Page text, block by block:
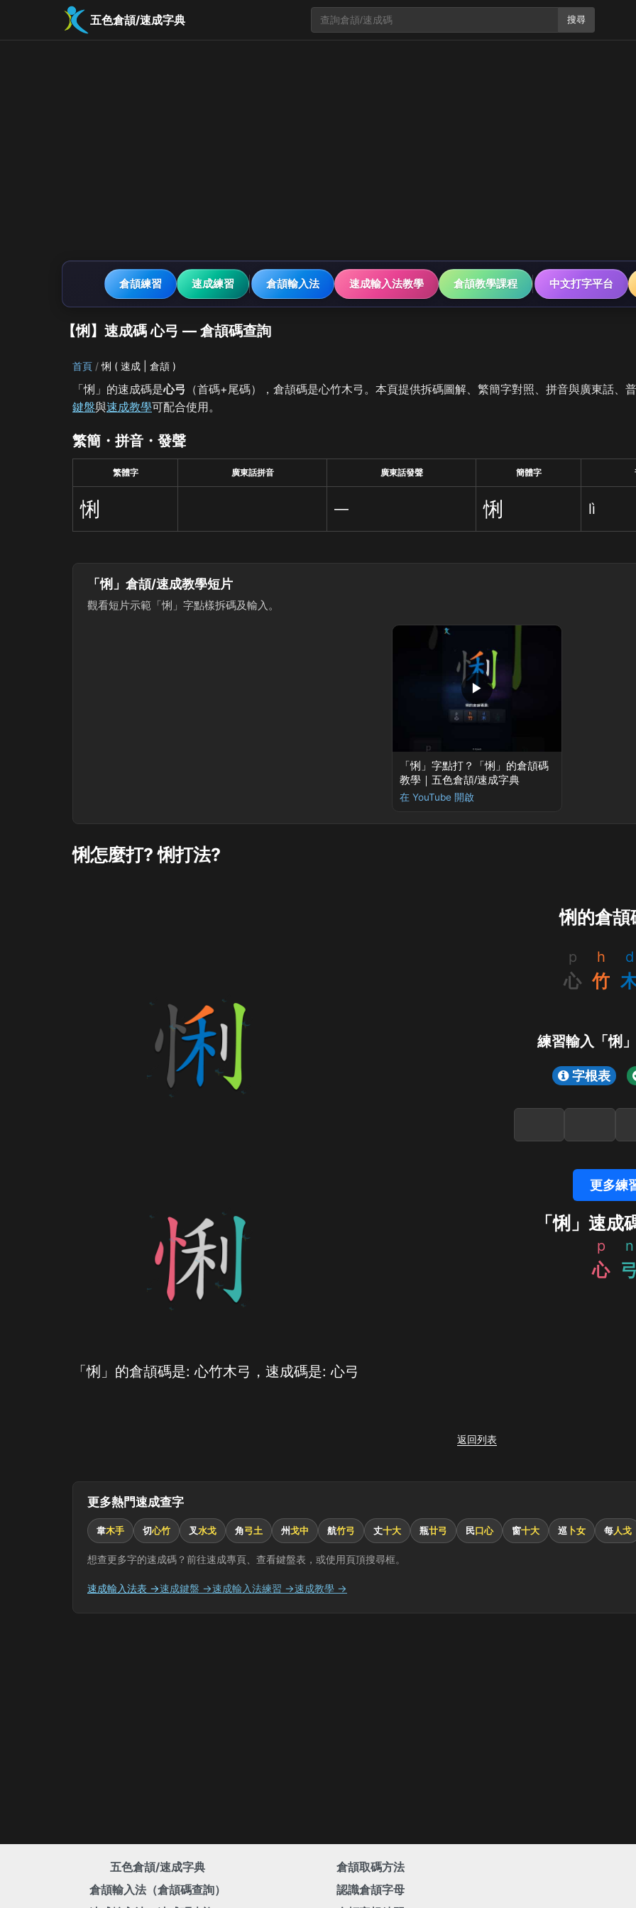
五色倉頡/速成字典 搜尋
倉頡練習 速成練習 倉頡輸入法 速成輸入法教學 倉頡教學課程 中文打字平台
【悧】速成碼 心弓 — 倉頡碼查詢
首頁 悧 ( 速成 | 倉頡 )
「悧」的速成碼是心弓 （首碼+尾碼），倉頡碼是心竹木弓。本頁提供拆碼圖解、繁簡字對照、拼音與廣東話、
鍵盤與速成教學可配合使用。
繁簡・拼音・發聲
繁體字 廣東話拼音 廣東話發聲 簡體字
悧 — 悧 lì
「悧」倉頡/速成教學短片
觀看短片示範「悧」字點樣拆碼及輸入。
▶
「悧」字點打？「悧」的倉頡碼
教學｜五色倉頡/速成字典
在 YouTube 開啟
悧怎麼打? 悧打法?
悧的倉頡
p
心
h
竹
d
練習輸入「悧
字根表
更多練
「悧」速成
p
心
n
「悧」的倉頡碼是: 心竹木弓，速成碼是: 心弓
返回列表
更多熱門速成查字
韋木手 切心竹 叉水戈 角弓土 州戈中 航竹弓 丈十大 瓶廿弓 民口心 窗十大 巡 卜女 每人戈
想查更多字的速成碼？前往速成專頁、查看鍵盤表，或使用頁頂搜尋框。
速成輸入法表 →速成鍵盤 →速成輸入法練習 →速成教學 →
五色倉頡/速成字典
倉頡輸入法（倉頡碼查詢）
倉頡取碼方法
認識倉頡字母